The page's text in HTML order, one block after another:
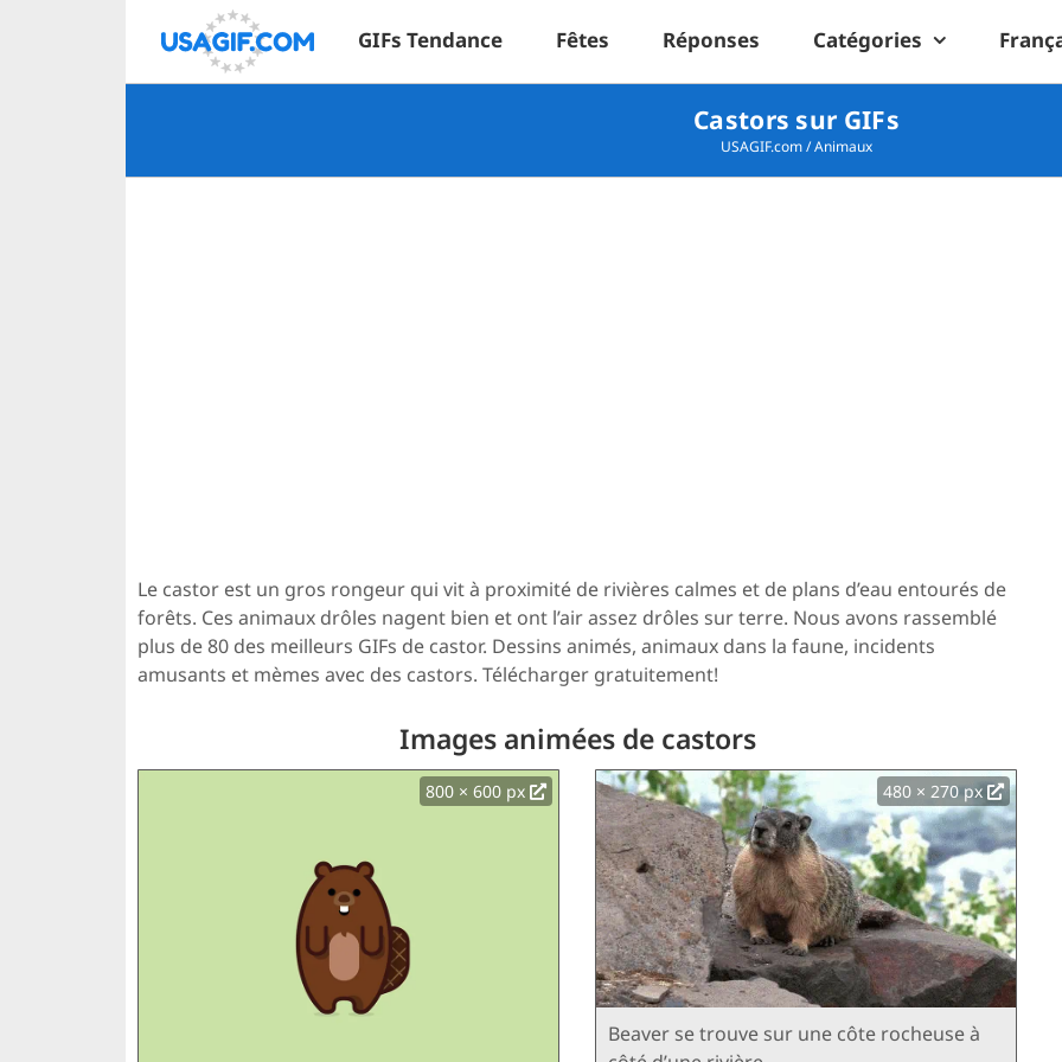
GIFs Tendance Fêtes Réponses Catégories
Castors sur GIFs
USAGIF.com/Animaux
Le castor est un gros rongeur qui vit à proximité de rivières calmes et de plans d’eau entourés de
forêts. Ces animaux drôles nagent bien et ont l’air assez drôles sur terre. Nous avons rassemblé
plus de 80 des meilleurs GIFs de castor. Dessins animés, animaux dans la faune, incidents
amusants et mèmes avec des castors. Télécharger gratuitement!
Images animées de castors
800 × 600 px 480 × 270 px
Beaver se trouve sur une côte rocheuse à